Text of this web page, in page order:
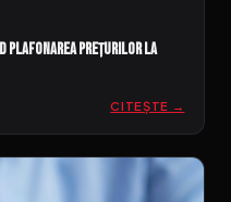
plafonarea prețurilor la
CITEȘTE →